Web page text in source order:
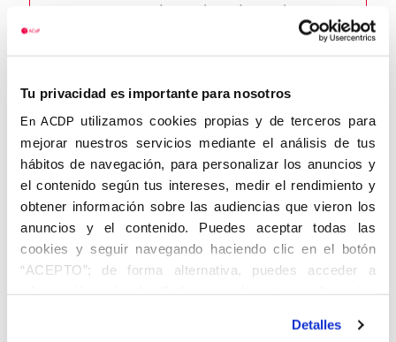
Tu privacidad es importante para nosotros
En ACDP utilizamos cookies propias y de terceros para
mejorar nuestros servicios mediante el análisis de tus
hábitos de navegación, para personalizar los anuncios y
el contenido según tus intereses, medir el rendimiento y
obtener información sobre las audiencias que vieron los
anuncios y el contenido. Puedes aceptar todas las
cookies y seguir navegando haciendo clic en el botón
“ACEPTO”; de forma alternativa, puedes acceder a
información más detallada y cambiar tus preferencias
en el botón "Personalizar". Para más información puedes
Detalles
Lugar de
Lugar de
defunción
BABIO CALLEJA, Jesús. La Coruña, 1906 –
La Coruña, 16.V.1979. Abogado. Periodista.
Licenciado en Derecho, fue Presidente del